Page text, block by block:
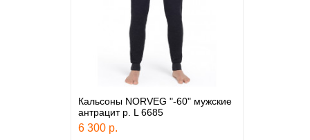
Кальсоны NORVEG "-60" мужские
антрацит р. L 6685
6 300 р.